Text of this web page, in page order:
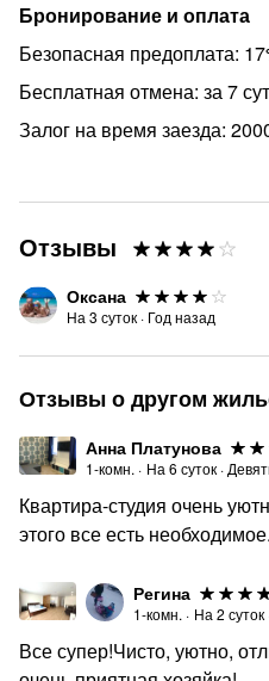
Бронирование и оплата
Безопасная предоплата:
Бесплатная отмена: за 7
Залог на время заезда:
Отзывы
Оксана
На 3 суток · Год назад
Отзывы о другом
Анна Платунова
1-комн. · На 6 суток ·
Квартира-студия очень
этого все есть
Регина
1-комн. · На 2 суток
Все супер!Чисто, уютно,